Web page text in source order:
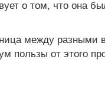
о том, что она
между
пользы от этого